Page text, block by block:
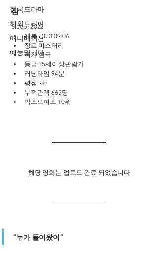
한국드라마
해외드라마
애니메이션
예능및기타
잠
Sleep, 2022
개봉 2023.09.06
장르 미스터리
국가 한국
등급 15세이상관람가
러닝타임 94분
평점 9.0
누적관객 663명
박스오피스 10위
해당 영화는 업로드 완료 되었습니다
“누가 들어왔어”